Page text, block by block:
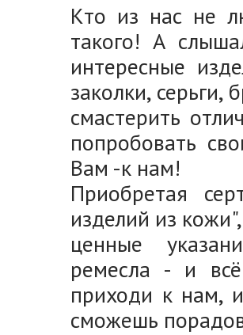
Кто из нас не
такого! А
интересные
заколки,
смастерить
попробовать
Вам -к нам!
Приобретая
изделий из
ценные
ремесла - и
приходи к нам,
сможешь